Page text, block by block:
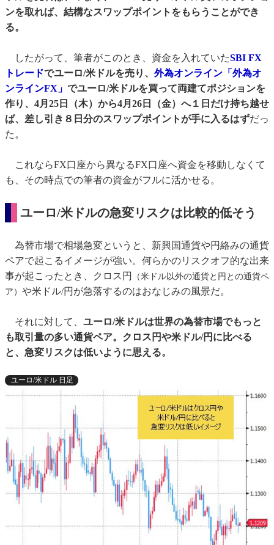
ンを取れば、結構なスワップポイントをもらうことができ
る。
したがって、筆者がこのとき、資金を入れていたSBI FX
トレードでユーロ/米ドルを売り、 外為オンライン「外為オ
ンラインFX」 でユーロ/米ドルを買って両建てポジションを
作り、4月25日（木）から4月26日（金）へ１日だけ持ち越せ
ば、差し引き８日分のスワップポイントが手に入るはずだっ
た。
これならFX口座から異なるFX口座へ資金を移動しなくて
も、その時点での筆者の資金がフルに活かせる。
ユーロ/米ドルの急変リスクは比較的低そう
為替市場で相場急変というと、新興国通貨や円絡みの通貨
ペアで起こるイメージが強い。何らかのリスクオフ的な出来
事が起こったとき、クロス円
（米ドル以外の通貨と円との通貨ペ
ア） や米ドル/円が急落するのはおなじみの風景だ。
それに対して、 ユーロ/米ドルは世界の為替市場でもっと
も取引量の多い通貨ペア。クロス円や米ドル/円に比べる
と、急変リスクは低いように思える。
ユーロ/米ドル 日足